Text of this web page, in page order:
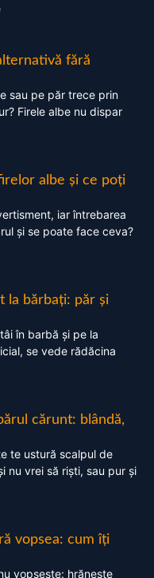
fără
sau pe păr trece prin
Firele albe nu dispar
albe și ce poți
iar întrebarea
și se poate face ceva?
la bărbați: păr și
în barbă și pe la
se vede rădăcina
cărunt: blândă,
te ustură scalpul de
nu vrei să riști, sau pur și
vopsea: cum îți
vopsește: hrănește